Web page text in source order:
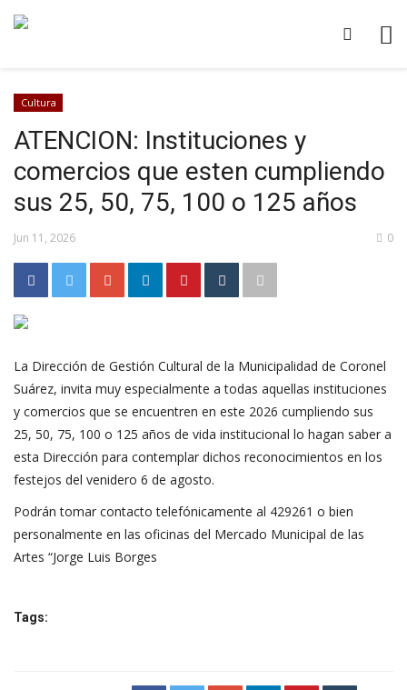
Cultura
ATENCION: Instituciones y
comercios que esten cumpliendo
sus 25, 50, 75, 100 o 125 años
Jun 11, 2026 0
La Dirección de Gestión Cultural de la Municipalidad de Coronel
Suárez, invita muy especialmente a todas aquellas instituciones
y comercios que se encuentren en este 2026 cumpliendo sus
25, 50, 75, 100 o 125 años de vida institucional lo hagan saber a
esta Dirección para contemplar dichos reconocimientos en los
festejos del venidero 6 de agosto.
Podrán tomar contacto telefónicamente al 429261 o bien
personalmente en las oficinas del Mercado Municipal de las
Artes “Jorge Luis Borges
Tags: